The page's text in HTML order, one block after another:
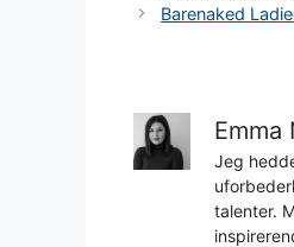
Barenaked
Emma
Jeg
talenter.